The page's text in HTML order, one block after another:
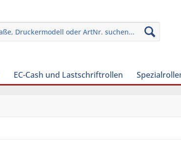
EC-Cash und Lastschriftrollen